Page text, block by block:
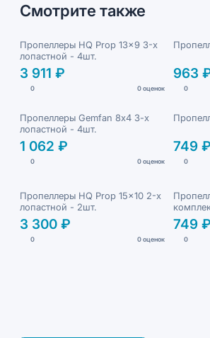
Смотрите также
Пропеллеры HQ Prop 13x9 3-х
лопастной - 4шт.
3 911 ₽
0 0 оценок
963
0
Пропеллеры Gemfan 8х4 3-х
лопастной - 4шт.
1 062 ₽
0 0 оценок
749 ₽
0
Пропеллеры HQ Prop 15x10 2-х
лопастной - 2шт.
3 300 ₽
0 0 оценок
749 ₽
0